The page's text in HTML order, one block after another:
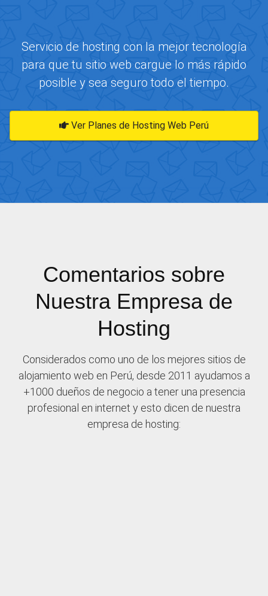
Servicio de hosting con la mejor tecnología
para que tu sitio web cargue lo más rápido
posible y sea seguro todo el tiempo.
Ver Planes de Hosting Web Perú
Comentarios sobre
Nuestra Empresa de
Hosting
Considerados como uno de los mejores sitios de
alojamiento web en Perú, desde 2011 ayudamos a
+1000 dueños de negocio a tener una presencia
profesional en internet y esto dicen de nuestra
empresa de hosting: